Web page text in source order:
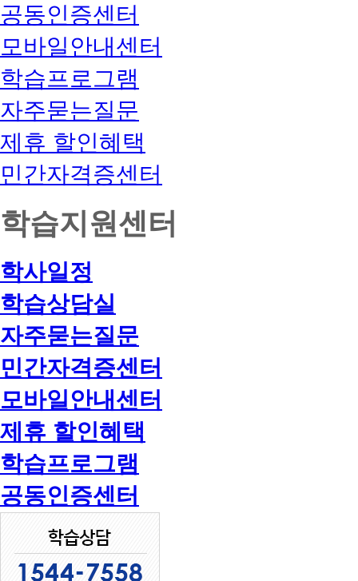
공동인증센터
모바일안내센터
학습프로그램
자주묻는질문
제휴 할인혜택
민간자격증센터
학습지원센터
학사일정
학습상담실
자주묻는질문
민간자격증센터
모바일안내센터
제휴 할인혜택
학습프로그램
공동인증센터